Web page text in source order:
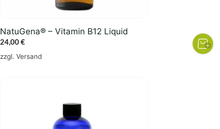
NatuGena® – Vitamin B12 Liquid
24,00€
zzgl. Versand